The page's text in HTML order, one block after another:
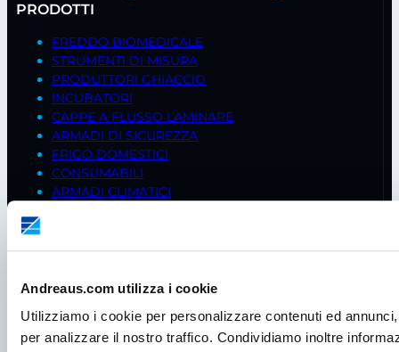
Andreaus.com utilizza i cookie
Utilizziamo i cookie per personalizzare contenuti ed
per analizzare il nostro traffico. Condividiamo inoltre
PRODOTTI
FREDDO BIOMEDICALE
STRUMENTI DI MISURA
PRODUTTORI GHIACCIO
INCUBATORI
CAPPE A FLUSSO LAMINARE
ARMADI DI SICUREZZA
FRIGO DOMESTICI
CONSUMABILI
ARMADI CLIMATICI
STUFE
PIPETTE
CELLE FRIGO
ISOLATORI